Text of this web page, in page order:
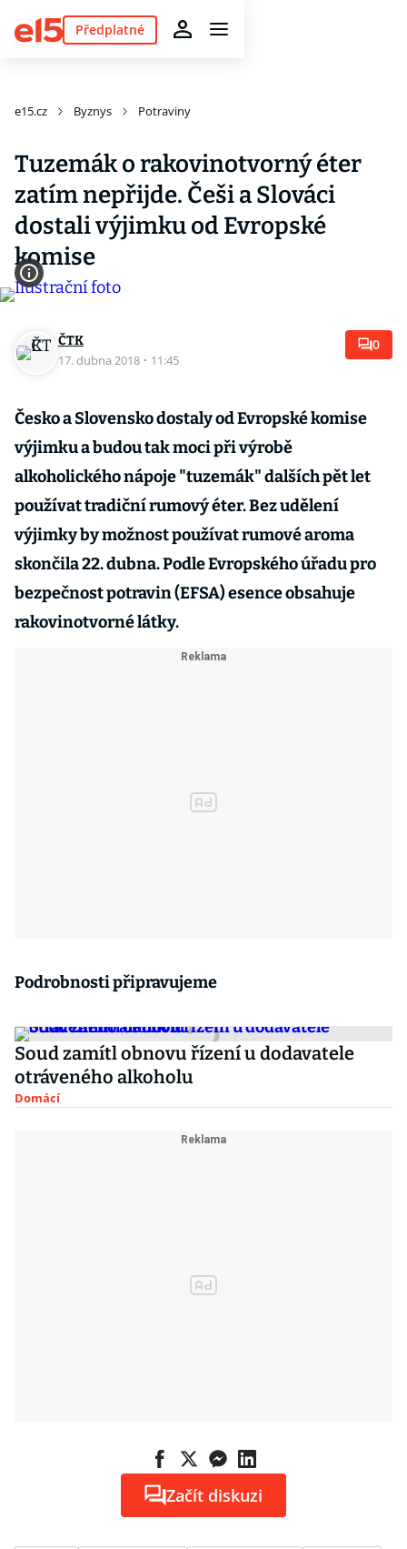
Předplatné
e15.cz Byznys Potraviny
Tuzemák o rakovinotvorný éter
zatím nepřijde. Češi a Slováci
dostali výjimku od Evropské
komise
ČTK
17. dubna 2018 · 11:45
0
Česko a Slovensko dostaly od Evropské komise
výjimku a budou tak moci při výrobě
alkoholického nápoje "tuzemák" dalších pět let
používat tradiční rumový éter. Bez udělení
výjimky by možnost používat rumové aroma
skončila 22. dubna. Podle Evropského úřadu pro
bezpečnost potravin (EFSA) esence obsahuje
rakovinotvorné látky.
Podrobnosti připravujeme
Soud zamítl obnovu řízení u dodavatele
otráveného alkoholu
Domácí
Začít diskuzi